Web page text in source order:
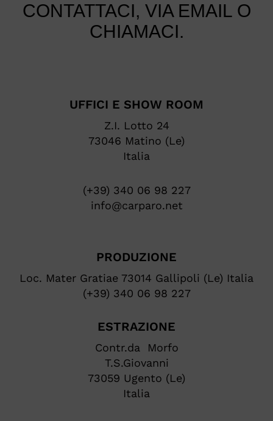
CONTATTACI, VIA EMAIL O
CHIAMACI.
UFFICI E SHOW ROOM
Z.I. Lotto 24
73046 Matino (Le)
Italia
(+39) 340 06 98 227
info@carparo.net
PRODUZIONE
Loc. Mater Gratiae 73014 Gallipoli (Le) Italia
(+39) 340 06 98 227
ESTRAZIONE
Contr.da Morfo
T.S.Giovanni
73059 Ugento (Le)
Italia